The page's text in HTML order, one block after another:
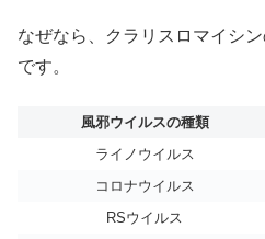
なぜなら、クラリスロマイシ
です。
風邪ウイルスの種類
ライノウイルス
コロナウイルス
RSウイルス